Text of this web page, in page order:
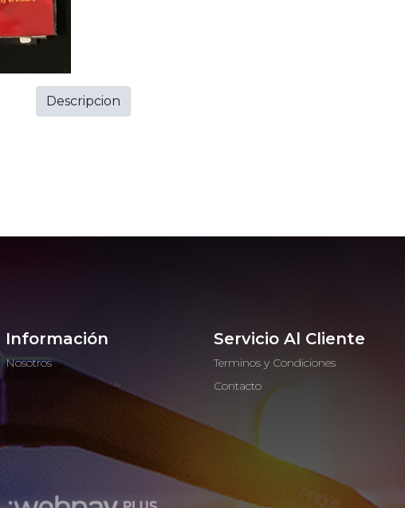
Descripcion
Información
Nosotros
Servicio Al Cliente
Terminos y Condiciones
Contacto